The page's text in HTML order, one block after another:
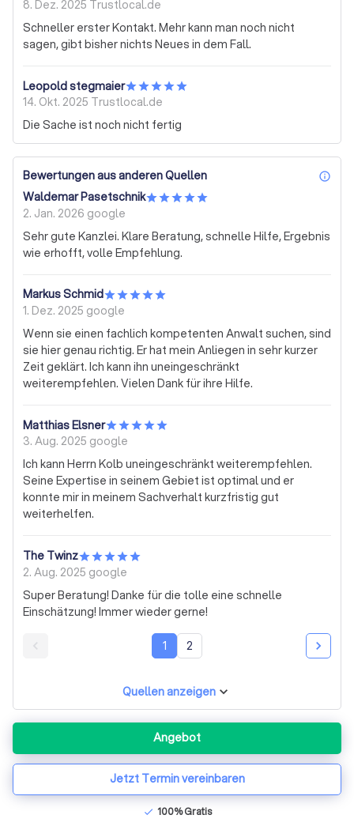
8. Dez. 2025 Trustlocal.de
Schneller erster Kontakt. Mehr kann man noch nicht
sagen, gibt bisher nichts Neues in dem Fall.
Leopold stegmaier
14. Okt. 2025 Trustlocal.de
Die Sache ist noch nicht fertig
Bewertungen aus anderen Quellen
Waldemar Pasetschnik
2. Jan. 2026 google
Sehr gute Kanzlei. Klare Beratung, schnelle Hilfe, Ergebnis
wie erhofft, volle Empfehlung.
Markus Schmid
1. Dez. 2025 google
Wenn sie einen fachlich kompetenten Anwalt suchen, sind
sie hier genau richtig. Er hat mein Anliegen in sehr kurzer
Zeit geklärt. Ich kann ihn uneingeschränkt
weiterempfehlen. Vielen Dank für ihre Hilfe.
Matthias Elsner
3. Aug. 2025 google
Ich kann Herrn Kolb uneingeschränkt weiterempfehlen.
Seine Expertise in seinem Gebiet ist optimal und er
konnte mir in meinem Sachverhalt kurzfristig gut
weiterhelfen.
The Twinz
2. Aug. 2025 google
Super Beratung! Danke für die tolle eine schnelle
Einschätzung! Immer wieder gerne!
1 2
Quellen anzeigen
Angebot
Jetzt Termin vereinbaren
check 100% Gratis